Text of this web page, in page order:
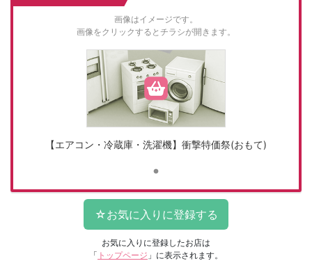
画像はイメージです。
画像をクリックするとチラシが開きます。
【エアコン・冷蔵庫・洗濯機】衝撃特価祭(おもて)
お気に入りに登録したお店は
「 トップページ 」に表示されます。